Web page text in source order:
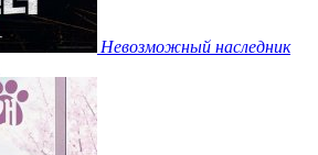
Невозможный наследник